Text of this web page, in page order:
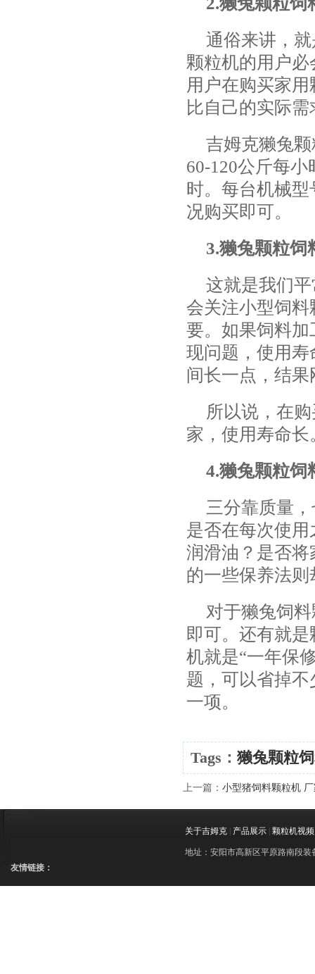
通俗来讲，
颗粒机的用户
用户在购买家
比自己的实际
吉姆克獭兔
60-120公斤每
时。每台机械
况购买即可。
3.獭兔颗粒饲
这就是我们
会关注小型饲
要。如果饲料
现问题，使用
间长一点，结
所以说，在
家，使用寿命长
4.獭兔颗粒饲
三分靠质量
是否在每次使
润滑油？是否
的一些保养法
对于獭兔饲
即可。还有就
机就是“一年保
题，可以省掉
一项。
Tags： 獭兔颗粒
上一篇： 小型猪饲料颗粒机
关于吉姆克 产品展示 颗粒机视频
地址：安阳市高新区平原路南段装
友情链接：